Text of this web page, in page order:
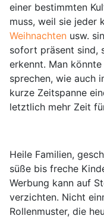
einer bestimmten
muss, weil sie jeder
Weihnachten usw.
sofort präsent sind,
erkennt. Man
sprechen, wie auch
kurze Zeitspanne
letztlich mehr Zeit
Heile Familien,
süße bis freche
Werbung kann auf
verzichten. Nicht
Rollenmuster, die